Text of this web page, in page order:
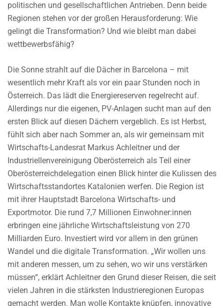
politischen und gesellschaftlichen Antrieben. Denn beide
Regionen stehen vor der großen Herausforderung: Wie
gelingt die Transformation? Und wie bleibt man dabei
wettbewerbsfähig?
Die Sonne strahlt auf die Dächer in Barcelona – mit
wesentlich mehr Kraft als vor ein paar Stunden noch in
Österreich. Das lädt die Energiereserven regelrecht auf.
Allerdings nur die eigenen, PV-Anlagen sucht man auf den
ersten Blick auf diesen Dächern vergeblich. Es ist Herbst,
fühlt sich aber nach Sommer an, als wir gemeinsam mit
Wirtschafts-Landesrat Markus Achleitner und der
Industriellenvereinigung Oberösterreich als Teil einer
Oberösterreichdelegation einen Blick hinter die Kulissen des
Wirtschaftsstandortes Katalonien werfen. Die Region ist
mit ihrer Hauptstadt Barcelona Wirtschafts- und
Exportmotor. Die rund 7,7 Millionen Einwohner:innen
erbringen eine jährliche Wirtschaftsleistung von 270
Milliarden Euro. Investiert wird vor allem in den grünen
Wandel und die digitale Transformation. „Wir wollen uns
mit anderen messen, um zu sehen, wo wir uns verstärken
müssen“, erklärt Achleitner den Grund dieser Reisen, die seit
vielen Jahren in die stärksten Industrieregionen Europas
gemacht werden. Man wolle Kontakte knüpfen, innovative